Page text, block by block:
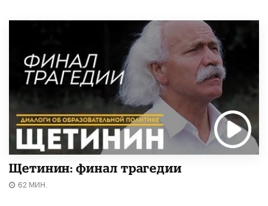
Щетинин: финал трагедии
62 МИН.